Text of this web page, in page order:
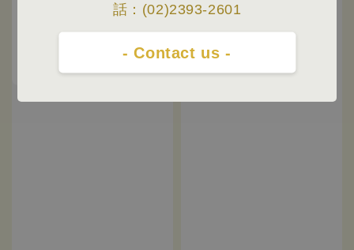
話：(02)2393-2601
- Contact us -